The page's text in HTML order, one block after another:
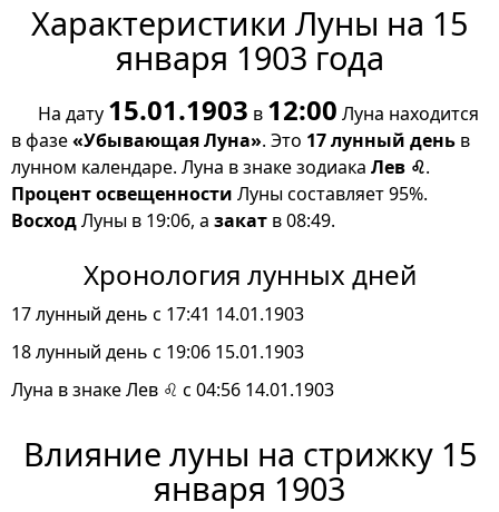
Характеристики Луны на 15
января 1903 года
На дату 15.01.1903 в 12:00 Луна находится
в фазе«Убывающая Луна». Это 17 лунный день в
лунном календаре. Луна в знаке зодиака Лев ♌.
Процент освещенности Луны составляет 95%.
ВосходЛуны в 19:06, а закат в 08:49.
Хронология лунных дней
17 лунный день с 17:41 14.01.1903
18 лунный день с 19:06 15.01.1903
Луна в знаке Лев ♌ с 04:56 14.01.1903
Влияние луны на стрижку 15
января 1903